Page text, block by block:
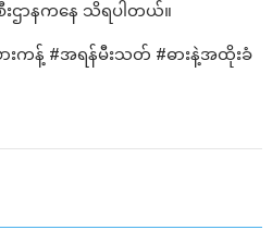
ဌာနကနေ သိရပါတယ်။
ဖားကန့် #အရန်မီးသတ် #ဓားနဲ့အထိုးခံ